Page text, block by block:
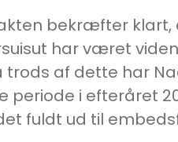
bekræfter
har været
trods af dette har
i efteråret
fuldt ud til